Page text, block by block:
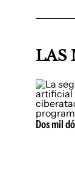
LAS
Dos mil